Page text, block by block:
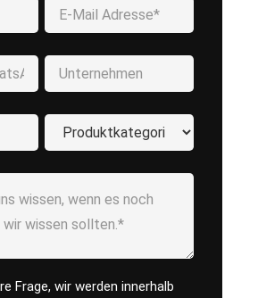
Frage, wir werden innerhalb